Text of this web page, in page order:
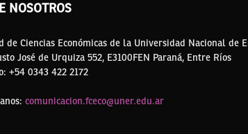
NOSOTROS
de Ciencias Económicas de la Universidad Nacional de
José de Urquiza 552, E3100FEN Paraná, Entre Ríos
+54 0343 422 2172
comunicacion.fceco@uner.edu.ar